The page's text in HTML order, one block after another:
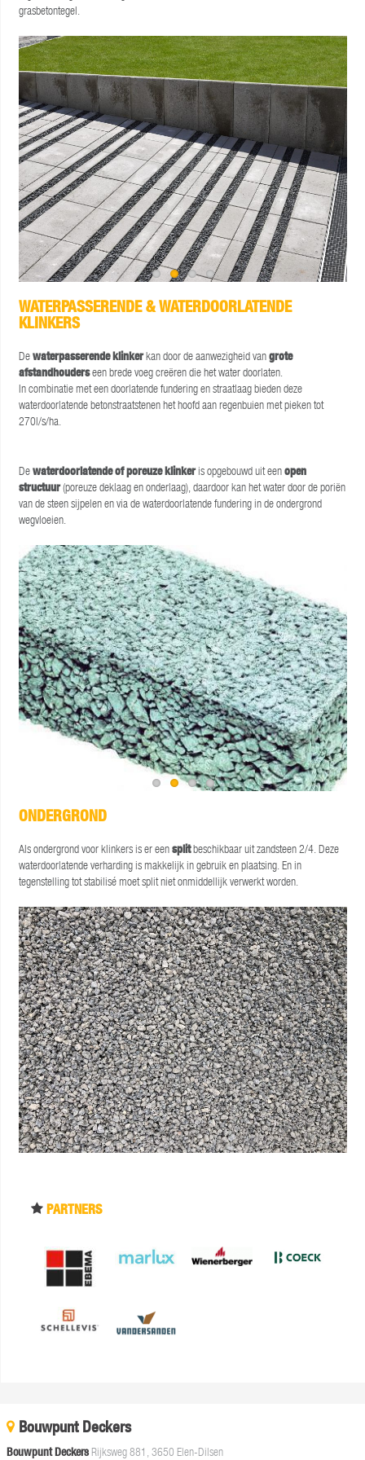
grasbetontegel.
WATERPASSERENDE & WATERDOORLATENDE
KLINKERS
Dewaterpasserende klinkerkan door de aanwezigheid vangrote
afstandhouderseen brede voeg creëren die het water doorlaten.
In combinatie met een doorlatende fundering en straatlaag bieden deze
waterdoorlatende betonstraatstenen het hoofd aan regenbuien met pieken tot
270l/s/ha.
Dewaterdoorlatende of poreuze klinkeris opgebouwd uit eenopen
structuur(poreuze deklaag en onderlaag), daardoor kan het water door de poriën
van de steen sijpelen en via de waterdoorlatende fundering in de ondergrond
wegvloeien.
ONDERGROND
Als ondergrond voor klinkers is er eensplitbeschikbaar uit zandsteen 2/4. Deze
waterdoorlatende verharding is makkelijk in gebruik en plaatsing. En in
tegenstelling tot stabilisé moet split niet onmiddellijk verwerkt worden.
PARTNERS
Bouwpunt Deckers
Bouwpunt Deckers Rijksweg 881, 3650 Elen-Dilsen